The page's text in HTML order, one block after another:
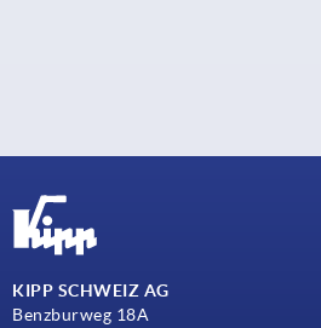
KIPP SCHWEIZ AG
Benzburweg 18A